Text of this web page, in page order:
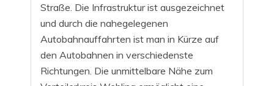
Straße. Die Infrastruktur ist ausgezeichnet
und durch die nahegelegenen
Autobahnauffahrten ist man in Kürze auf
den Autobahnen in verschiedenste
Richtungen. Die unmittelbare Nähe zum